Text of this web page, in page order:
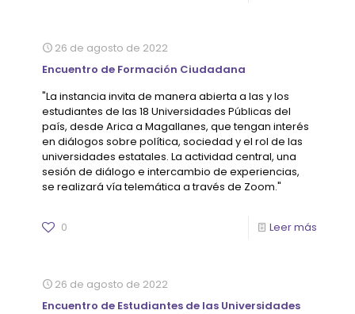
26 de agosto de 2022
Encuentro de Formación Ciudadana
"La instancia invita de manera abierta a las y los
estudiantes de las 18 Universidades Públicas del
país, desde Arica a Magallanes, que tengan interés
en diálogos sobre política, sociedad y el rol de las
universidades estatales. La actividad central, una
sesión de diálogo e intercambio de experiencias,
se realizará vía telemática a través de Zoom."
0 Leer más
26 de agosto de 2022
Encuentro de Estudiantes de las Universidades